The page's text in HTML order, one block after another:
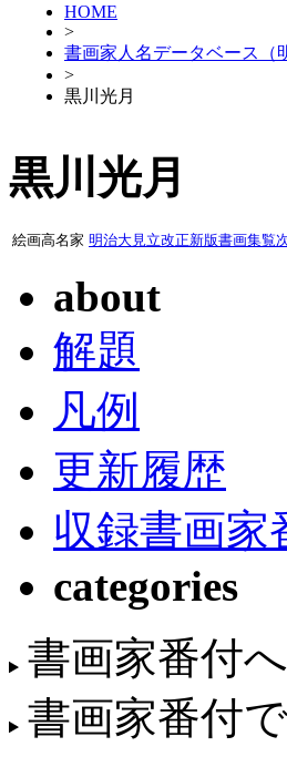
HOME
>
書画家人名データベース（
>
黒川光月
黒川光月
絵画高名家 明治大見立改正新版書画集覧
about
解題
凡例
更新履歴
収録書画家
categories
書画家番付
書画家番付